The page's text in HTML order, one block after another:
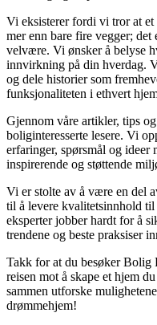
Vi eksisterer fordi vi tror at
mer enn bare fire vegger;
velvære. Vi ønsker å belyse
innvirkning på din hverdag.
og dele historier som
funksjonaliteten i ethvert
Gjennom våre artikler, tips
boliginteresserte lesere. Vi
erfaringer, spørsmål og ideer
inspirerende og støttende
Vi er stolte av å være en del
til å levere kvalitetsinnhold til
eksperter jobber hardt for å
trendene og beste praksiser
Takk for at du besøker Bolig
reisen mot å skape et hjem
sammen utforske
drømmehjem!